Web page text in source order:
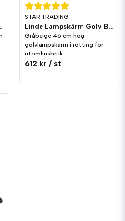
18cm
STAR TRADING
Linde Lampskärm Golv Beige 46cm
Gråbeige 46 cm hög
golvlampskärm i rotting för
utomhusbruk.
612 kr / st